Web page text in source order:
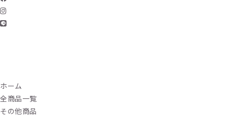
ホーム
全商品一覧
その他商品